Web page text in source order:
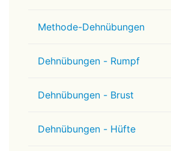
Methode-Dehnübungen
Dehnübungen - Rumpf
Dehnübungen - Brust
Dehnübungen - Hüfte